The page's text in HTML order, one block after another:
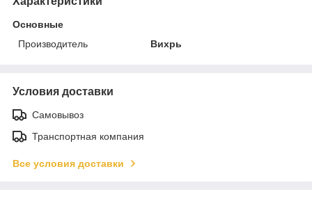
Основные
Производитель
Вихрь
Условия доставки
Самовывоз
Транспортная компания
Все условия доставки